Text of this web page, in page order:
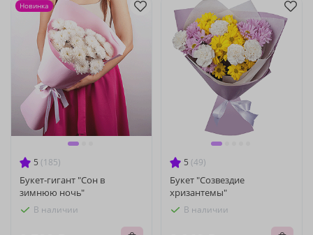
5 (185)
Букет-гигант "Сон в
зимнюю ночь"
В наличии
Новинка
5 (49)
Букет "Созвездие
хризантемы"
В наличии